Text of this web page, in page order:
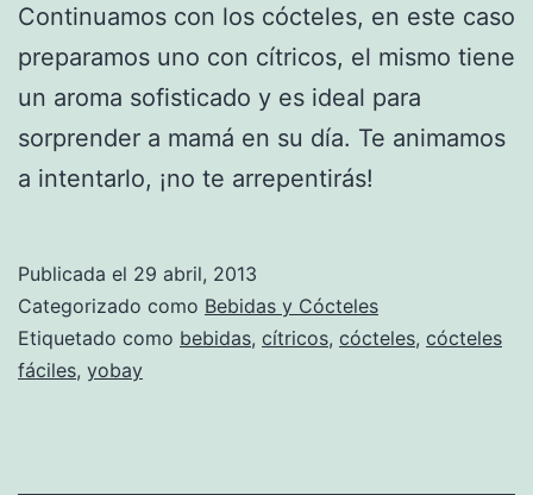
Continuamos con los cócteles, en este caso
preparamos uno con cítricos, el mismo tiene
un aroma sofisticado y es ideal para
sorprender a mamá en su día. Te animamos
a intentarlo, ¡no te arrepentirás!
Publicada el 29 abril, 2013
Categorizado como Bebidas y Cócteles
Etiquetado como bebidas, cítricos, cócteles, cócteles
fáciles, yobay